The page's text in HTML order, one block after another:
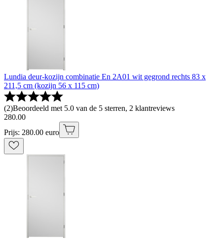
Lundia deur-kozijn combinatie En 2A01 wit gegrond rechts 83 x
211,5 cm (kozijn 56 x 115 cm)
(2)Beoordeeld met 5.0 van de 5 sterren, 2 klantreviews
280.00
Prijs: 280.00 euro